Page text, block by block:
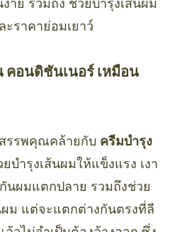
าย รวมถึง ช่วยบำรุงเส้นผม
ราคาย่อมเยาว์
อนดิชันเนอร์ เหมือน
รรพคุณคล้ายกับ ครีมบำรุง
บำรุงเส้นผมให้แข็งแรง เงา
ผมแตกปลาย รวมถึงช่วย
ม แต่จะแตกต่างกันตรงที่ลี